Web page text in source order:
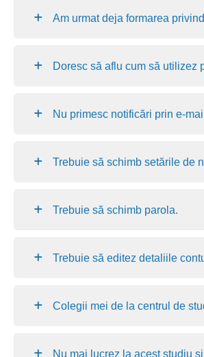
Am urmat deja formarea
Doresc să aflu cum să utilizez
Nu primesc notificări prin e-
Trebuie să schimb setările de
Trebuie să schimb parola.
Trebuie să editez detaliile
Colegii mei de la centrul de
Nu mai lucrez la acest studiu